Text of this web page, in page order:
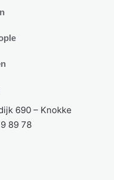
690 – Knokke
89 78